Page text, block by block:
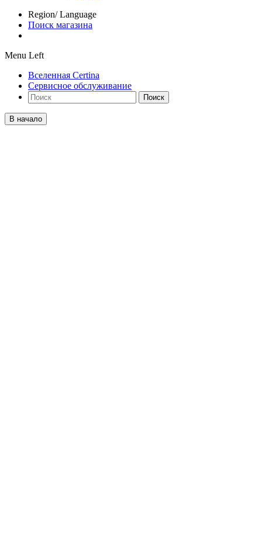
Region/ Language
Поиск магазина
Menu Left
Вселенная Certina
Сервисное обслуживание
Поиск
В начало